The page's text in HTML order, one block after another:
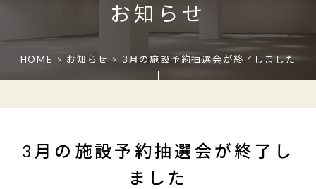
お知らせ
HOME > お知らせ > 3月の施設予約抽選会が終了しました
3月の施設予約抽選会が終了し
ました